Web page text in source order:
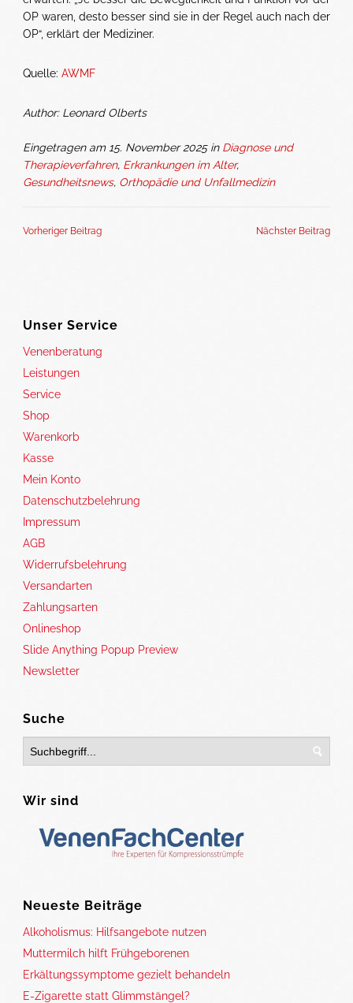
OP waren, desto besser sind sie in der Regel auch nach der
OP“, erklärt der Mediziner.
Quelle: AWMF
Author: Leonard Olberts
Eingetragen am 15. November 2025 in Diagnose und
Therapieverfahren, Erkrankungen im Alter,
Gesundheitsnews, Orthopädie und Unfallmedizin
Vorheriger Beitrag Nächster Beitrag
Unser Service
Venenberatung
Leistungen
Service
Shop
Warenkorb
Kasse
Mein Konto
Datenschutzbelehrung
Impressum
AGB
Widerrufsbelehrung
Versandarten
Zahlungsarten
Onlineshop
Slide Anything Popup Preview
Newsletter
Suche
Wir sind
Neueste Beiträge
Alkoholismus: Hilfsangebote nutzen
Muttermilch hilft Frühgeborenen
Erkältungssymptome gezielt behandeln
E-Zigarette statt Glimmstängel?